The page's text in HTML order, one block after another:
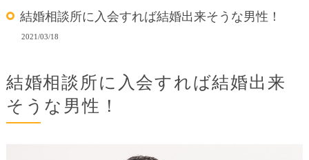
結婚相談所に入会すれば結婚出来そうな男性！
2021/03/18
結婚相談所に入会すれば結婚出来
そうな男性！